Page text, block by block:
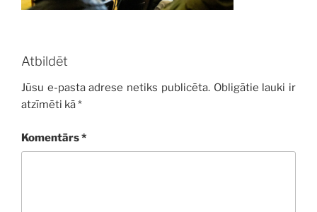
Atbildēt
Jūsu e-pasta adrese netiks publicēta. Obligātie lauki ir
atzīmēti kā*
Komentārs*